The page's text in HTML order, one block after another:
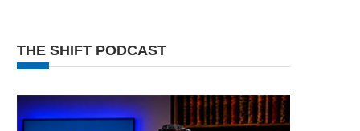
THE SHIFT PODCAST